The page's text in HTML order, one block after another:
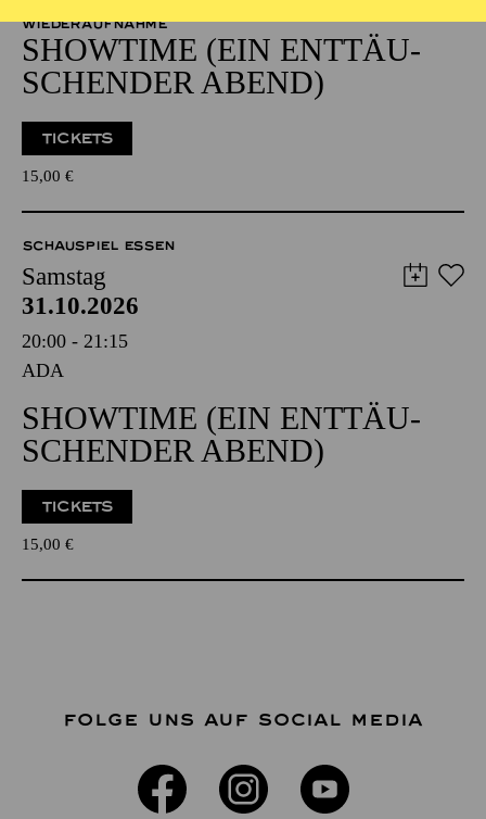
WIEDERAUFNAHME
SHOW­TIME (EIN ENT­TÄU­
SCHEN­DER ABEND)
TICKETS
15,00 €
SCHAUSPIEL ESSEN
Samstag
31.10.2026
20:00 - 21:15
ADA
SHOW­TIME (EIN ENT­TÄU­
SCHEN­DER ABEND)
TICKETS
15,00 €
FOLGE UNS AUF SOCIAL MEDIA